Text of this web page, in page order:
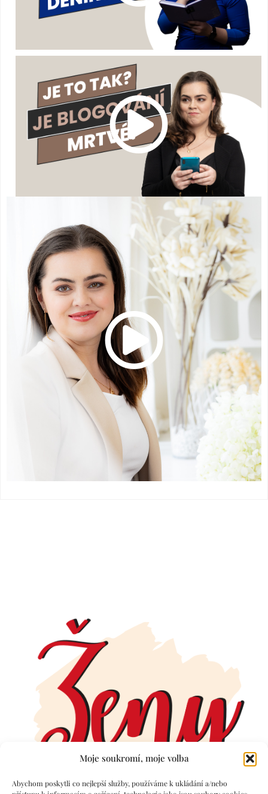
Moje soukromí, moje volba
Abychom poskytli co nejlepší služby, používáme k ukládání a/nebo